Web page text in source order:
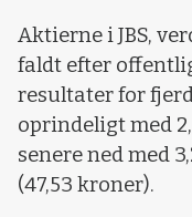
Aktierne i JBS,
faldt efter
resultater for
oprindeligt med
senere ned med
(47,53 kroner).